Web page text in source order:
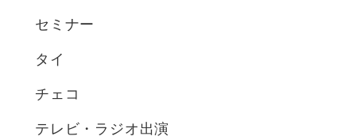
セミナー
タイ
チェコ
テレビ・ラジオ出演